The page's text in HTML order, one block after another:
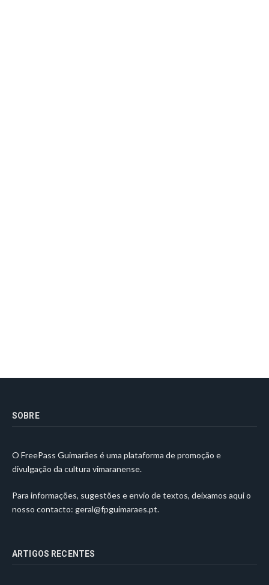
SOBRE
O FreePass Guimarães é uma plataforma de promoção e
divulgação da cultura vimaranense.
Para informações, sugestões e envio de textos, deixamos aqui o
nosso contacto: geral@fpguimaraes.pt.
ARTIGOS RECENTES